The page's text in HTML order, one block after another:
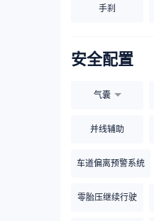
手刹
安全配置
气囊
并线辅助
车道偏离预警系统
零胎压继续行驶